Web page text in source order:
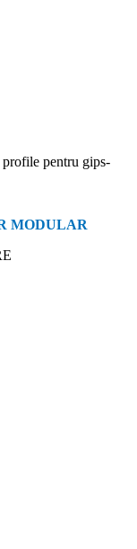
pentru gips-
MODULAR